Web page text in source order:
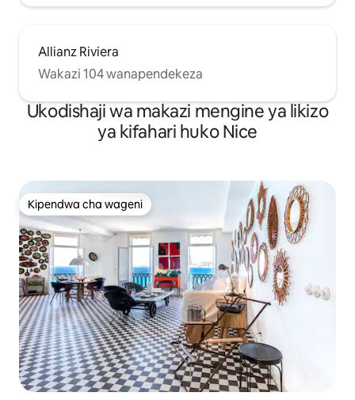
Allianz Riviera
Wakazi 104 wanapendekeza
Ukodishaji wa makazi mengine ya likizo
ya kifahari huko Nice
Kipendwa cha wageni
Kipendwa cha wageni